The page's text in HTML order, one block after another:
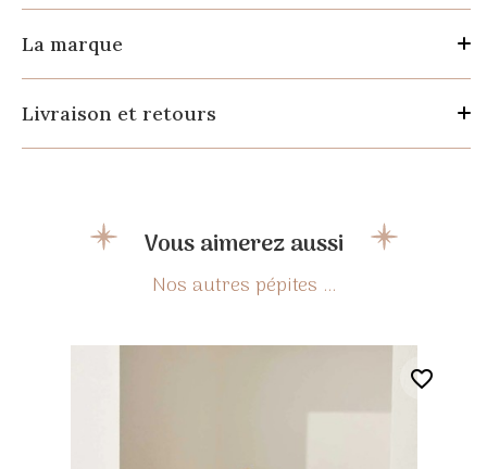
La marque
Livraison et retours
Vous aimerez aussi
favorite_border